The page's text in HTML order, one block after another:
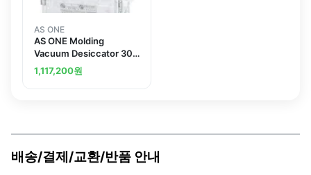
AS ONE
AS ONE Molding
Vacuum Desiccator 300
x 287 x 325mmand
others
1,117,200원
배송/결제/교환/반품 안내